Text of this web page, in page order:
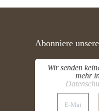
Abonniere
Wir senden
mehr
Mail-